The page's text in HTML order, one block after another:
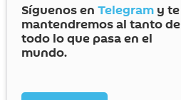
Síguenos en Telegram y te
mantendremos al tanto de
todo lo que pasa en el
mundo.